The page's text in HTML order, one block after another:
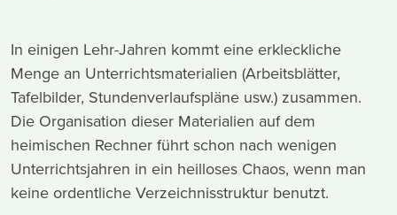
In einigen Lehr-Jahren kommt eine erkleckliche
Menge an Unterrichtsmaterialien (Arbeitsblätter,
Tafelbilder, Stundenverlaufspläne usw.) zusammen.
Die Organisation dieser Materialien auf dem
heimischen Rechner führt schon nach wenigen
Unterrichtsjahren in ein heilloses Chaos, wenn man
keine ordentliche Verzeichnisstruktur benutzt.